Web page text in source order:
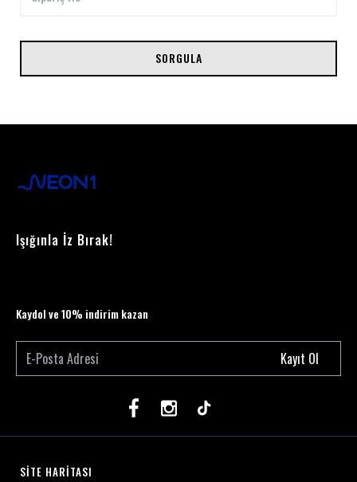
SORGULA
Işığınla İz Bırak!
Kaydol ve 10% indirim kazan
Kayıt Ol
SİTE HARİTASI